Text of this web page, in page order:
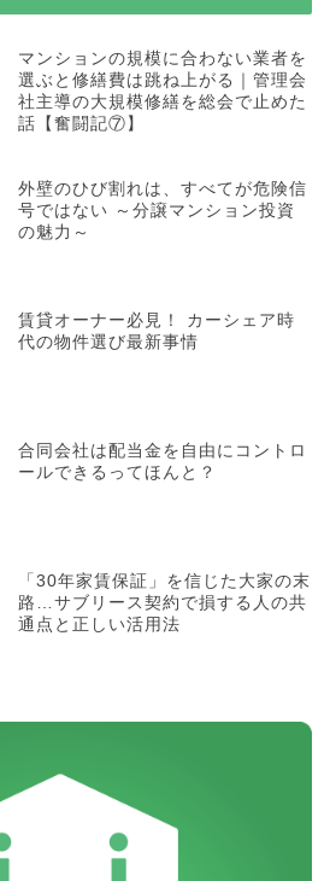
マンションの規模に合わない業者を
選ぶと修繕費は跳ね上がる｜管理会
社主導の大規模修繕を総会で止めた
話【奮闘記⑦】
外壁のひび割れは、すべてが危険信
号ではない ～分譲マンション投資
の魅力～
賃貸オーナー必見！ カーシェア時
代の物件選び最新事情
合同会社は配当金を自由にコントロ
ールできるってほんと？
「30年家賃保証」を信じた大家の末
路…サブリース契約で損する人の共
通点と正しい活用法